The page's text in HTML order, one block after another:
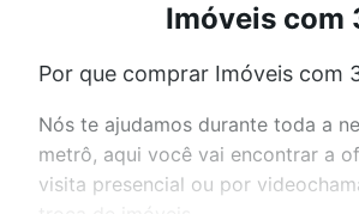
Imóveis com
Por que comprar Imóveis com
Nós te ajudamos durante toda a
metrô, aqui você vai encontrar a
visita presencial ou por